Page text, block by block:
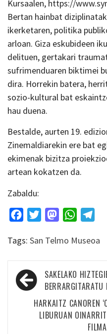
Kursaalen, https://
Bertan hainbat
ikerketaren, politika
arloan. Giza eskubideen
delituen, gertakari
sufrimenduaren biktimei
dira. Horrekin batera,
sozio-kultural bat
hau duena.
Bestalde, aurten 19.
Zinemaldiarekin ere bat
ekimenak bizitza
artean kokatzen da.
Zabaldu:
FacebookTwitterMastodonWhatsApp
Tags: San Telmo Museoa
Bidalketetan
zehar
nabigatu
SAKELAKO
BERRARGITARATU
HARKAITZ CANOREN
LIBURUAN